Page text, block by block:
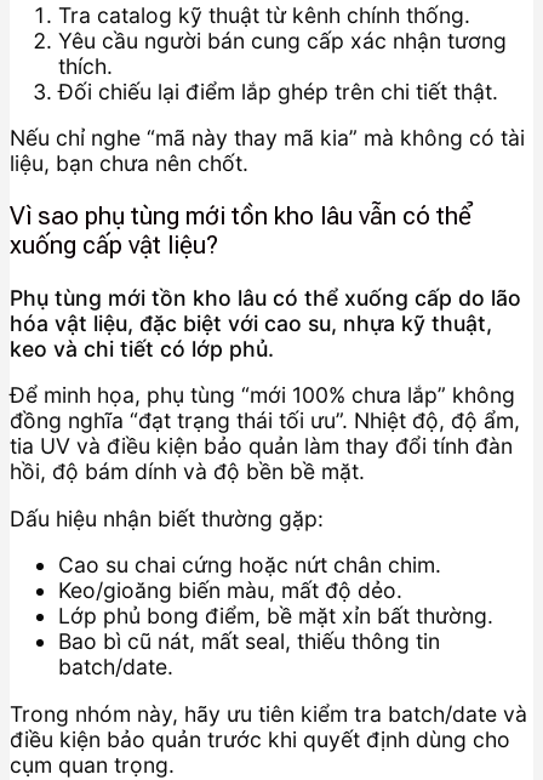
Tra catalog kỹ thuật từ kênh chính thống.
Yêu cầu người bán cung cấp xác nhận tương
thích.
Đối chiếu lại điểm lắp ghép trên chi tiết thật.
Nếu chỉ nghe “mã này thay mã kia” mà không có tài
liệu, bạn chưa nên chốt.
Vì sao phụ tùng mới tồn kho lâu vẫn có thể
xuống cấp vật liệu?
Phụ tùng mới tồn kho lâu có thể xuống cấp do lão
hóa vật liệu, đặc biệt với cao su, nhựa kỹ thuật,
keo và chi tiết có lớp phủ.
Để minh họa, phụ tùng “mới 100% chưa lắp” không
đồng nghĩa “đạt trạng thái tối ưu”. Nhiệt độ, độ ẩm,
tia UV và điều kiện bảo quản làm thay đổi tính đàn
hồi, độ bám dính và độ bền bề mặt.
Dấu hiệu nhận biết thường gặp:
Cao su chai cứng hoặc nứt chân chim.
Keo/gioăng biến màu, mất độ dẻo.
Lớp phủ bong điểm, bề mặt xỉn bất thường.
Bao bì cũ nát, mất seal, thiếu thông tin
batch/date.
Trong nhóm này, hãy ưu tiên kiểm tra batch/date và
điều kiện bảo quản trước khi quyết định dùng cho
cụm quan trọng.